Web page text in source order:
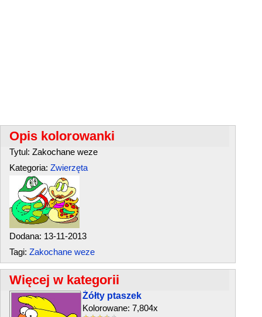
Opis kolorowanki
Tytul: Zakochane weze
Kategoria: Zwierzęta
Dodana: 13-11-2013
Tagi: Zakochane weze
Więcej w kategorii
Żółty ptaszek
Kolorowane: 7,804x